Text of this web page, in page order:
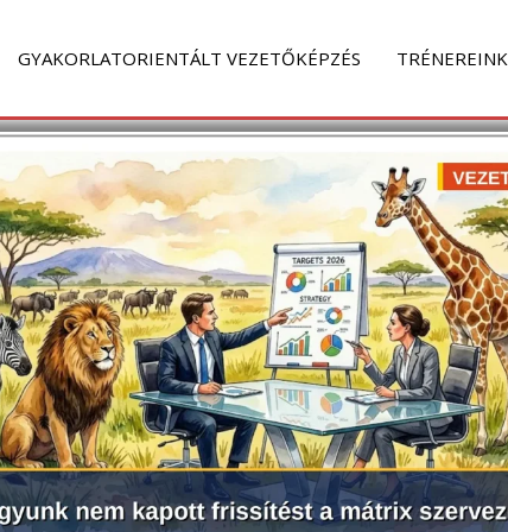
GYAKORLATORIENTÁLT VEZETŐKÉPZÉS TRÉNEREINK